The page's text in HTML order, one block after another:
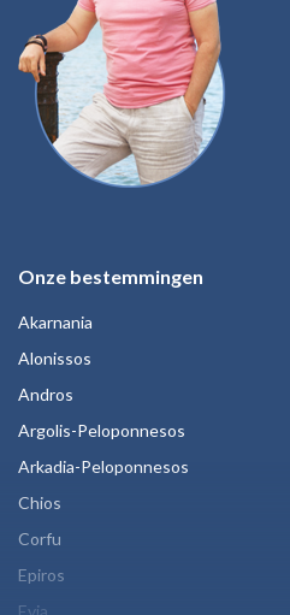
Onze bestemmingen
Akarnania
Alonissos
Andros
Argolis-Peloponnesos
Arkadia-Peloponnesos
Chios
Corfu
Epiros
Evia